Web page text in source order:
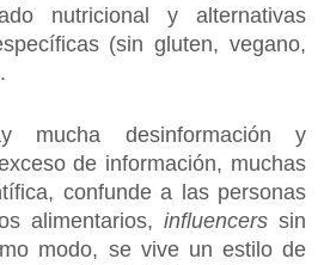
nutricional y alternativas
(sin gluten, vegano,
mucha desinformación y
de información, muchas
confunde a las personas
alimentarios, influencers sin
modo, se vive un estilo de